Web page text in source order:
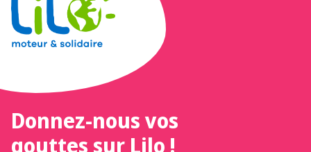
Donnez-nous vos
gouttes sur Lilo !